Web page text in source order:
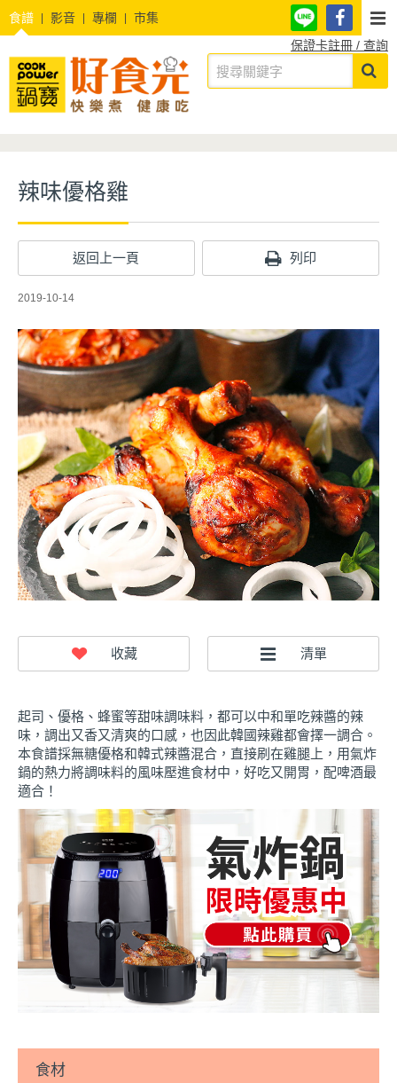
食譜 影音 專欄
市集
保證卡註冊 / 查詢
辣味優格雞
返回上一頁 列印
2019-10-14
起司、優格、蜂蜜等甜味調味料，都可以中和單吃辣醬的辣
味，調出又香又清爽的口感，也因此韓國辣雞都會擇一調合。
本食譜採無糖優格和韓式辣醬混合，直接刷在雞腿上，用氣炸
鍋的熱力將調味料的風味壓進食材中，好吃又開胃，配啤酒最
適合！
食材